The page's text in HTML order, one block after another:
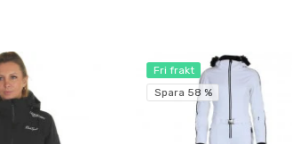
Fri frakt
Spara 58 %